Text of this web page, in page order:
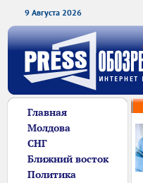
9 Августа 2026
Главная
Молдова
СНГ
Ближний восток
Политика